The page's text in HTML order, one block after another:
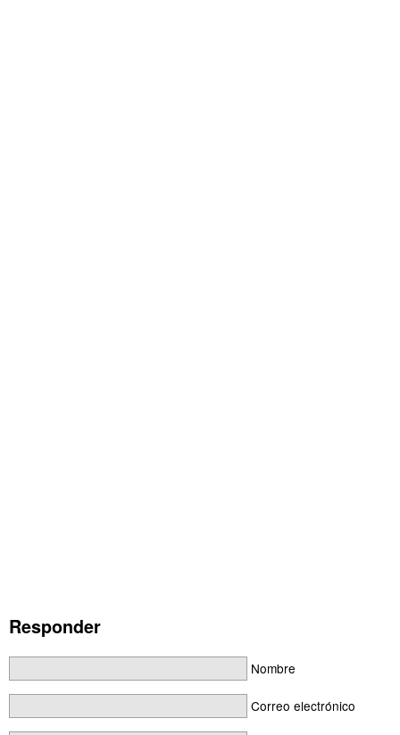
Responder
Nombre
Correo electrónico